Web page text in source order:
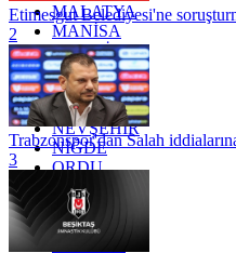
MALATYA
MANİSA
MARDİN
MERSİN
MUĞLA
MUŞ
NEVŞEHİR
NİĞDE
ORDU
OSMANİYE
RİZE
SAKARYA
Etimesgut Belediyesi'ne
2
Trabzonspor'dan Salah
3